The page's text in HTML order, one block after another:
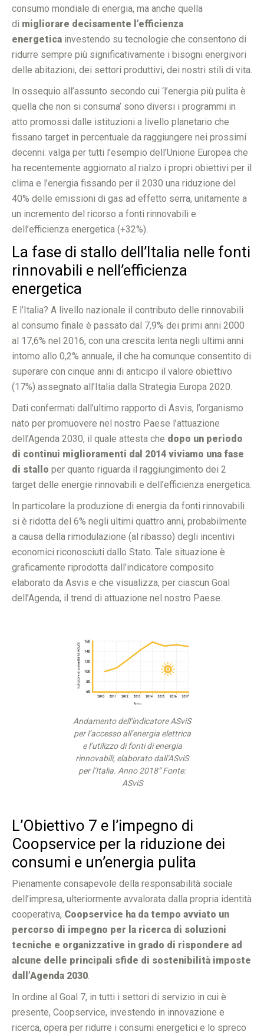
consumo mondiale di energia, ma anche quella
di migliorare decisamente l’efficienza
energetica investendo su tecnologie che consentono di
ridurre sempre più significativamente i bisogni energivori
delle abitazioni, dei settori produttivi, dei nostri stili di vita.
In ossequio all’assunto secondo cui ‘l’energia più pulita è
quella che non si consuma’ sono diversi i programmi in
atto promossi dalle istituzioni a livello planetario che
fissano target in percentuale da raggiungere nei prossimi
decenni: valga per tutti l’esempio dell’Unione Europea che
ha recentemente aggiornato al rialzo i propri obiettivi per il
clima e l’energia fissando per il 2030 una riduzione del
40% delle emissioni di gas ad effetto serra, unitamente a
un incremento del ricorso a fonti rinnovabili e
dell’efficienza energetica (+32%).
La fase di stallo dell’Italia nelle fonti
rinnovabili e nell’efficienza
energetica
E l’Italia? A livello nazionale il contributo delle rinnovabili
al consumo finale è passato dal 7,9% dei primi anni 2000
al 17,6% nel 2016, con una crescita lenta negli ultimi anni
intorno allo 0,2% annuale, il che ha comunque consentito di
superare con cinque anni di anticipo il valore obiettivo
(17%) assegnato all’Italia dalla Strategia Europa 2020.
Dati confermati dall’ultimo rapporto di Asvis, l’organismo
nato per promuovere nel nostro Paese l’attuazione
dell’Agenda 2030, il quale attesta che dopo un periodo
di continui miglioramenti dal 2014 viviamo una fase
di stallo per quanto riguarda il raggiungimento dei 2
target delle energie rinnovabili e dell’efficienza energetica.
In particolare la produzione di energia da fonti rinnovabili
si è ridotta del 6% negli ultimi quattro anni, probabilmente
a causa della rimodulazione (al ribasso) degli incentivi
economici riconosciuti dallo Stato. Tale situazione è
graficamente riprodotta dall’indicatore composito
elaborato da Asvis e che visualizza, per ciascun Goal
dell’Agenda, il trend di attuazione nel nostro Paese.
Andamento dell’indicatore ASviS
per l’accesso all’energia elettrica
e l’utilizzo di fonti di energia
rinnovabili, elaborato dall’ASviS
per l’Italia. Anno 2018” Fonte:
ASviS
L’Obiettivo 7 e l’impegno di
Coopservice per la riduzione dei
consumi e un’energia pulita
Pienamente consapevole della responsabilità sociale
dell’impresa, ulteriormente avvalorata dalla propria identità
cooperativa, Coopservice ha da tempo avviato un
percorso di impegno per la ricerca di soluzioni
tecniche e organizzative in grado di rispondere ad
alcune delle principali sfide di sostenibilità imposte
dall’Agenda 2030.
In ordine al Goal 7, in tutti i settori di servizio in cui è
presente, Coopservice, investendo in innovazione e
ricerca, opera per ridurre i consumi energetici e lo spreco